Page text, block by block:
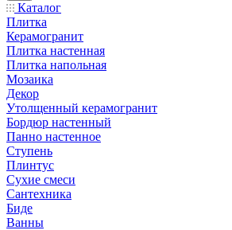
Каталог
Плитка
Керамогранит
Плитка настенная
Плитка напольная
Мозаика
Декор
Утолщенный керамогранит
Бордюр настенный
Панно настенное
Ступень
Плинтус
Сухие смеси
Сантехника
Биде
Ванны